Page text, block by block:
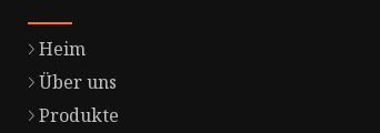
Heim
Über uns
Produkte